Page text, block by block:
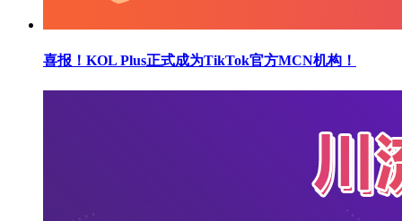
喜报！KOL Plus正式成为TikTok官方MCN机构！